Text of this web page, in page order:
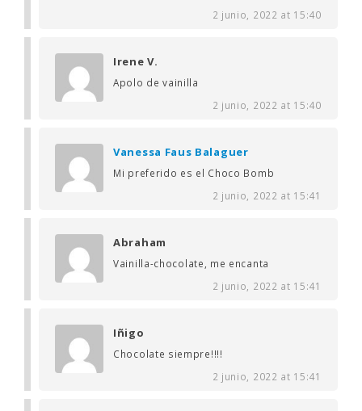
2 junio, 2022 at 15:40
Irene V.
Apolo de vainilla
2 junio, 2022 at 15:40
Vanessa Faus Balaguer
Mi preferido es el Choco Bomb
2 junio, 2022 at 15:41
Abraham
Vainilla-chocolate, me encanta
2 junio, 2022 at 15:41
Iñigo
Chocolate siempre!!!!
2 junio, 2022 at 15:41